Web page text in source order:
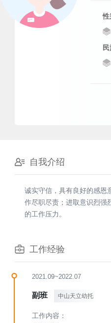
性
民
自我介绍
诚实守信，具有良好的感恩
作尽职尽责；进取意识烈强
的工作压力。
工作经验
2021.09~2022.07
副班 中山天立幼托
工作内容：